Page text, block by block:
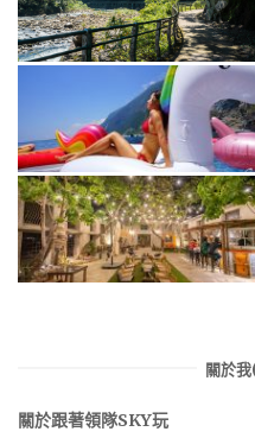
關於
關於跟著領隊SKY玩